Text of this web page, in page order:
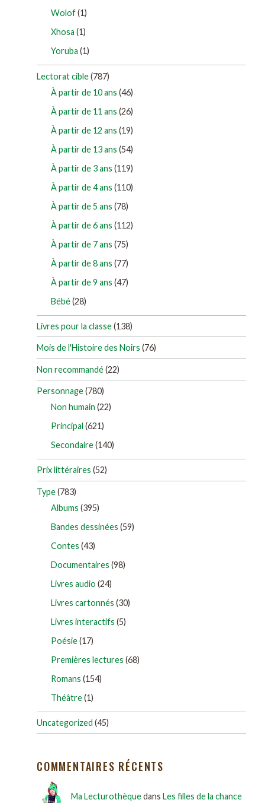
Wolof(1)
Xhosa (1)
Yoruba (1)
Lectorat cible(787)
À partir de 10 ans (46)
À partir de 11 ans (26)
À partir de 12 ans (19)
À partir de 13 ans (54)
À partir de 3 ans (119)
À partir de 4 ans (110)
À partir de 5 ans (78)
À partir de 6 ans (112)
À partir de 7 ans (75)
À partir de 8 ans (77)
À partir de 9 ans (47)
Bébé(28)
Livres pour la classe(138)
Mois de l'Histoire des Noirs (76)
Non recommandé(22)
Personnage(780)
Non humain (22)
Principal (621)
Secondaire(140)
Prix littéraires (52)
Type(783)
Albums (395)
Bandes dessinées (59)
Contes (43)
Documentaires (98)
Livres audio (24)
Livres cartonnés (30)
Livres interactifs (5)
Poésie(17)
Premières lectures (68)
Romans (154)
Théâtre(1)
Uncategorized (45)
COMMENTAIRES RÉCENTS
Ma Lecturothèquedans Les filles de la chance